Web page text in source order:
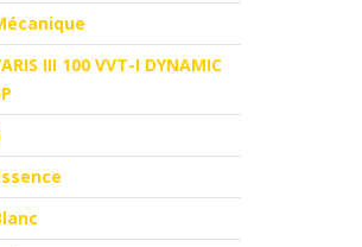
III 100 VVT-I DYNAMIC